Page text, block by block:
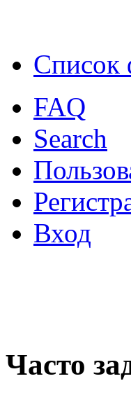
Список
FAQ
Search
Вход
Часто